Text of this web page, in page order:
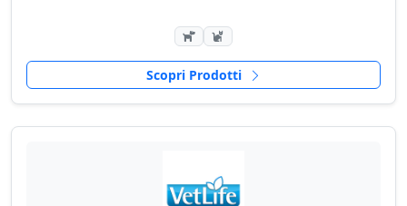
Scopri Prodotti